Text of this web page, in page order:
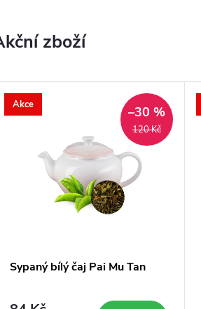
zboží
Akce
120 Kč
–30 %
Sypaný bílý čaj Pai Mu Tan